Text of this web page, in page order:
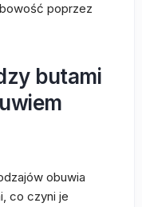
poprzez
butami
obuwia
co czyni je